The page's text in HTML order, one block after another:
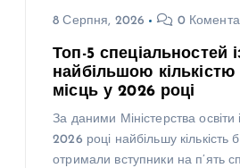
8 Серпня, 2026 0
Топ-5 спеціальностей
найбільшою
місць у 2026 році
За даними Міністерства освіти
2026 році найбільшу кількість
отримали вступники на п’ять